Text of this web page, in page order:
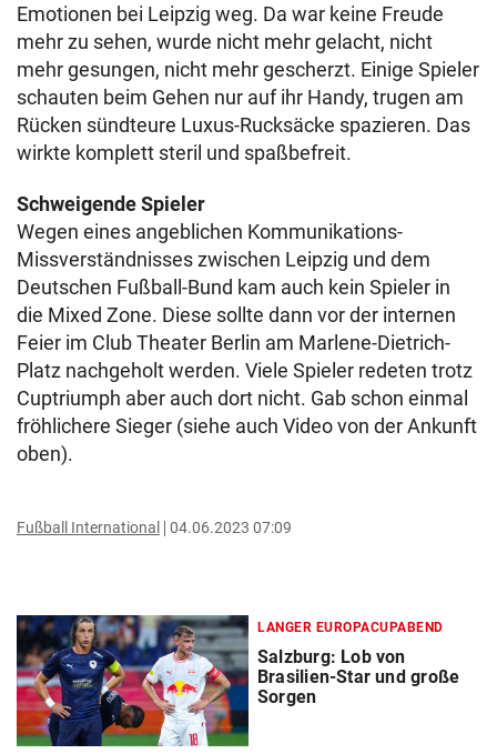
Emotionen bei Leipzig weg. Da war keine Freude
mehr zu sehen, wurde nicht mehr gelacht, nicht
mehr gesungen, nicht mehr gescherzt. Einige Spieler
schauten beim Gehen nur auf ihr Handy, trugen am
Rücken sündteure Luxus-Rucksäcke spazieren. Das
wirkte komplett steril und spaßbefreit.
Schweigende Spieler
Wegen eines angeblichen Kommunikations-
Missverständnisses zwischen Leipzig und dem
Deutschen Fußball-Bund kam auch kein Spieler in
die Mixed Zone. Diese sollte dann vor der internen
Feier im Club Theater Berlin am Marlene-Dietrich-
Platz nachgeholt werden. Viele Spieler redeten trotz
Cuptriumph aber auch dort nicht. Gab schon einmal
fröhlichere Sieger (siehe auch Video von der Ankunft
oben).
Fußball International 04.06.2023 07:09
LANGER EUROPACUPABEND
Salzburg: Lob von
Brasilien-Star und große
Sorgen